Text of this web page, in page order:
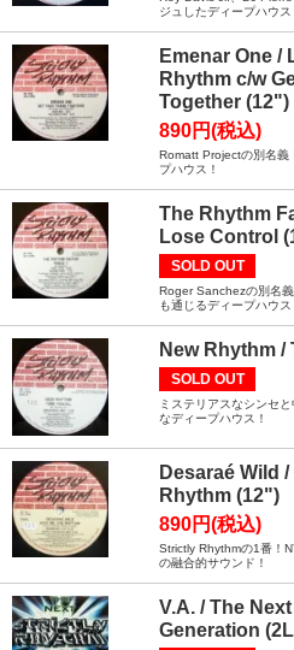
ジュしたディープハウス
Emenar One /
Rhythm c/w
Together (12")
890円(税込)
Romatt Projectの別名義
プハウス！
The Rhythm
Lose Control
SOLD OUT
Roger Sanchezの別名
も通じるディープハウス
New Rhythm /
SOLD OUT
ミステリアスなシンセ
なディープハウス！
Desaraé Wild
Rhythm (12")
890円(税込)
Strictly Rhythmの1番！
の融合的サウンド！
V.A. / The
Generation